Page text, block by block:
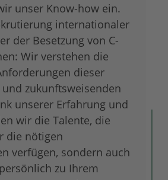
unser Know-how ein.
internationaler
der Besetzung von C-
Wir verstehen die
dieser
zukunftsweisenden
unserer Erfahrung und
wir die Talente, die
die nötigen
verfügen, sondern auch
zu Ihrem